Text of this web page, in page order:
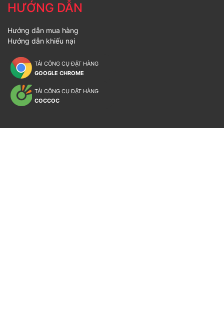
HƯỚNG DẪN
Hướng dẫn mua hàng
Hướng dẫn khiếu nại
TẢI CÔNG CỤ ĐẶT HÀNG
GOOGLE CHROME
TẢI CÔNG CỤ ĐẶT HÀNG
COCCOC